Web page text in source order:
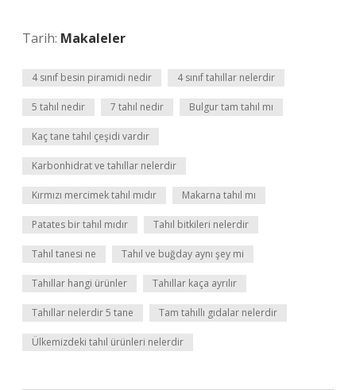
Tarih: Makaleler
4 sınıf besin piramidi nedir 4 sınıf tahıllar nelerdir
5 tahıl nedir 7 tahıl nedir Bulgur tam tahıl mı
Kaç tane tahıl çeşidi vardır
Karbonhidrat ve tahıllar nelerdir
Kırmızı mercimek tahıl mıdır Makarna tahıl mı
Patates bir tahıl mıdır Tahıl bitkileri nelerdir
Tahıl tanesi ne Tahıl ve buğday aynı şey mi
Tahıllar hangi ürünler Tahıllar kaça ayrılır
Tahıllar nelerdir 5 tane Tam tahıllı gıdalar nelerdir
Ülkemizdeki tahıl ürünleri nelerdir